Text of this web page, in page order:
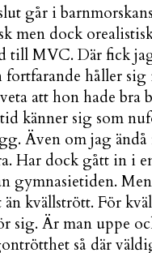
går i
men dock
tillMVC. Där fick
fortfarande håller
att hon hade
känner sig som
Även om jag ändå
Har dock gått in i
gymnasietiden.
kvällstrött. För
sig. Är man uppe
så där